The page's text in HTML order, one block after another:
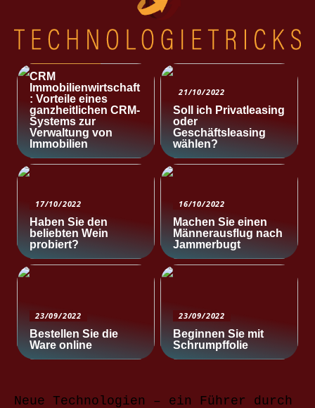
CRM
Immobilienwirtschaft
: Vorteile eines
ganzheitlichen CRM-
Systems zur
Verwaltung von
Immobilien
21/10/2022
Soll ich Privatleasing
oder
Geschäftsleasing
wählen?
17/10/2022
Haben Sie den
beliebten Wein
probiert?
16/10/2022
Machen Sie einen
Männerausflug nach
Jammerbugt
23/09/2022
Bestellen Sie die
Ware online
23/09/2022
Beginnen Sie mit
Schrumpffolie
Neue Technologien – ein Führer durch